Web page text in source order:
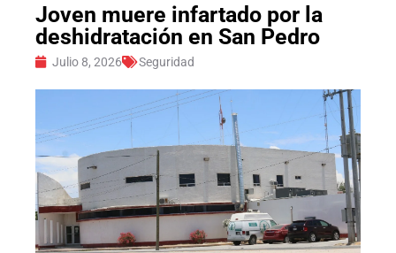
Joven muere infartado por la
deshidratación en San Pedro
Julio 8, 2026 Seguridad